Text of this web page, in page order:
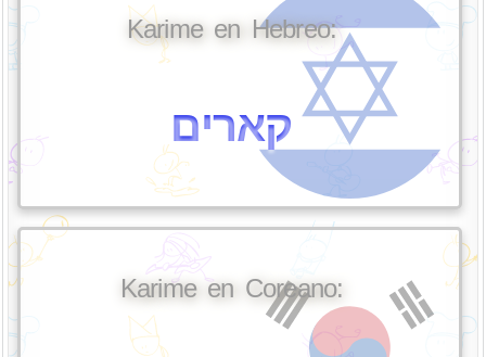
Karime en Hebreo:
קארים
Karime en Coreano: